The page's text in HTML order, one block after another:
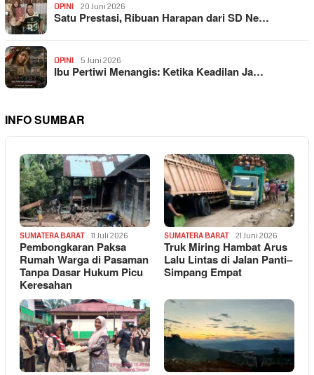
OPINI 20 Juni 2026
Satu Prestasi, Ribuan Harapan dari SD Ne…
OPINI 5 Juni 2026
Ibu Pertiwi Menangis: Ketika Keadilan Ja…
INFO SUMBAR
SUMATERA BARAT 11 Juli 2026
Pembongkaran Paksa
Rumah Warga di Pasaman
Tanpa Dasar Hukum Picu
Keresahan
SUMATERA BARAT 21 Juni 2026
Truk Miring Hambat Arus
Lalu Lintas di Jalan Panti–
Simpang Empat